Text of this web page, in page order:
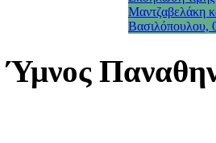
Μαντζαβελάκη
Βασιλόπουλου,
Ύμνος